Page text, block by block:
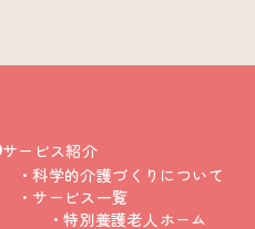
サービス紹介
科学的介護づくりについて
サービス一覧
特別養護老人ホーム